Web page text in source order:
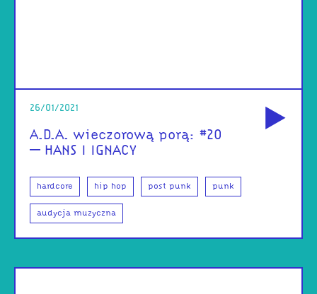
26/01/2021
A.D.A. wieczorową porą: #20
– HANS I IGNACY
hardcore hip hop post punk punk
audycja muzyczna